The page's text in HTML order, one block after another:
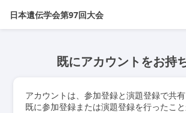
日本遺伝学会第97回大会
既にアカウントをお持
アカウントは、参加登録と演題登録で共有
既に参加登録または演題登録を行ったこ